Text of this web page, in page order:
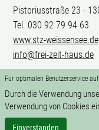
Für optimalen Benutzerservice
Durch die Verwendung
Verwendung von Cookies
Einverstanden
Pistoriusstraße 23 ·
Tel. 030 92 79 94 63
www.stz-weissensee.de
info@frei-zeit-haus.de
Mitarbeit
Impressum
Datenschutz